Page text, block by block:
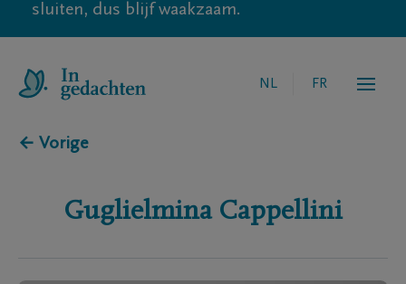
sluiten, dus blijf waakzaam.
NL FR
← Vorige
Guglielmina Cappellini